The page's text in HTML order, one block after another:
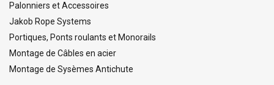
Palonniers et Accessoires
Jakob Rope Systems
Portiques, Ponts roulants et Monorails
Montage de Câbles en acier
Montage de Sysèmes Antichute